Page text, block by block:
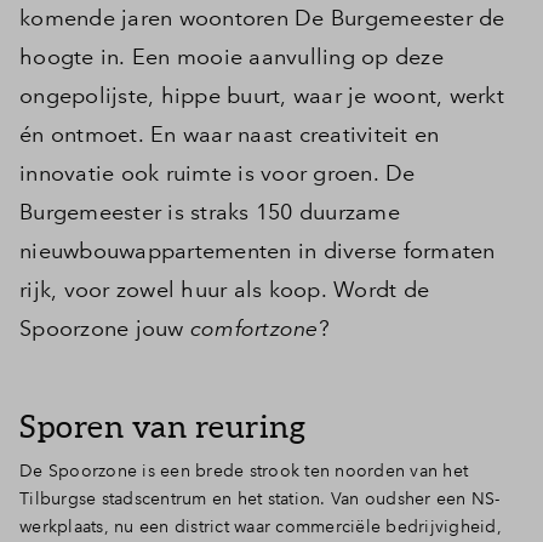
komende jaren woontoren De Burgemeester de
hoogte in. Een mooie aanvulling op deze
ongepolijste, hippe buurt, waar je woont, werkt
én ontmoet. En waar naast creativiteit en
innovatie ook ruimte is voor groen. De
Burgemeester is straks 150 duurzame
nieuwbouwappartementen in diverse formaten
rijk, voor zowel huur als koop. Wordt de
Spoorzone jouw comfortzone?
Sporen van reuring
De Spoorzone is een brede strook ten noorden van het
Tilburgse stadscentrum en het station. Van oudsher een NS-
werkplaats, nu een district waar commerciële bedrijvigheid,